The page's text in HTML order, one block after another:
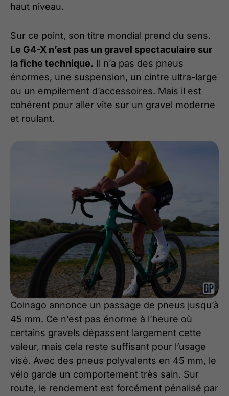
haut niveau.
Sur ce point, son titre mondial prend du sens.
Le G4-X n’est pas un gravel spectaculaire sur
la fiche technique. Il n’a pas des pneus
énormes, une suspension, un cintre ultra-large
ou un empilement d’accessoires. Mais il est
cohérent pour aller vite sur un gravel moderne
et roulant.
Colnago annonce un passage de pneus jusqu’à
45 mm. Ce n’est pas énorme à l’heure où
certains gravels dépassent largement cette
valeur, mais cela reste suffisant pour l’usage
visé. Avec des pneus polyvalents en 45 mm, le
vélo garde un comportement très sain. Sur
route, le rendement est forcément pénalisé par